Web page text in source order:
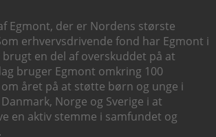
Egmont, der er Nordens største
erhvervsdrivende fond har Egmont i
en del af overskuddet på at
bruger Egmont omkring 100
året på at støtte børn og unge i
Norge og Sverige i at
en aktiv stemme i samfundet og